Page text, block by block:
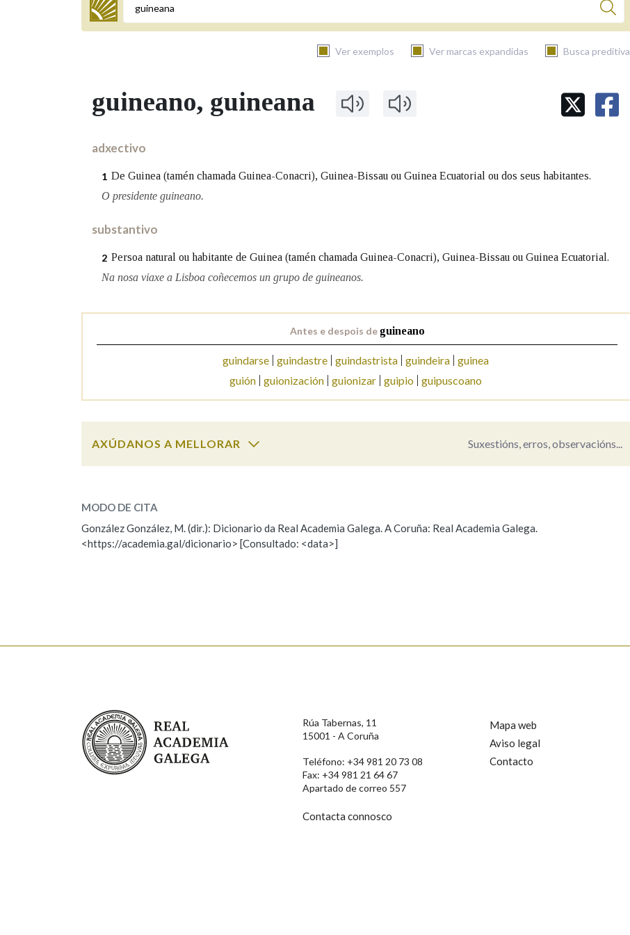
Termo a buscar
Ver exemplos Ver marcas expandidas Busca preditiva
BUSCAR NOS LEMAS
Remata por
Contén
BUSCAR NO CONTIDO
Na fraseoloxía
OUTRAS OPCIÓNS DE BUSCA
Pertence a
guineano, guineana
adxectivo
1 De Guinea (tamén chamada Guinea-Conacri), Guinea-Bissau ou Guinea Ecuatorial ou dos seus habitantes.
O presidente guineano.
substantivo
2 Persoa natural ou habitante de Guinea (tamén chamada Guinea-Conacri), Guinea-Bissau ou Guinea Ecuatorial.
Na nosa viaxe a Lisboa coñecemos un grupo de guineanos.
Antes e despois deguineano
guindarse guindastre guindastrista guindeira
guinea
guión
guionización guionizar guipio guipuscoano
AXÚDANOS A MELLORAR Suxestións, erros, observacións...
ESCOLLE UNHA OPCIÓN:
Observación Hai un erro na palabra Propoño mellorar a definición
Comentario
MODO DE CITA
González González, M. (dir.): Dicionario da Real Academia Galega. A Coruña: Real Academia Galega.
<https://academia.gal/dicionario> [Consultado: <data>]
Real Academia Galega
Rúa Tabernas, 11
15001 - A Coruña
Teléfono: +34 981 20 73 08
Fax: +34 981 21 64 67
Apartado de correo 557
Contacta connosco
Mapa web
Aviso legal
Contacto